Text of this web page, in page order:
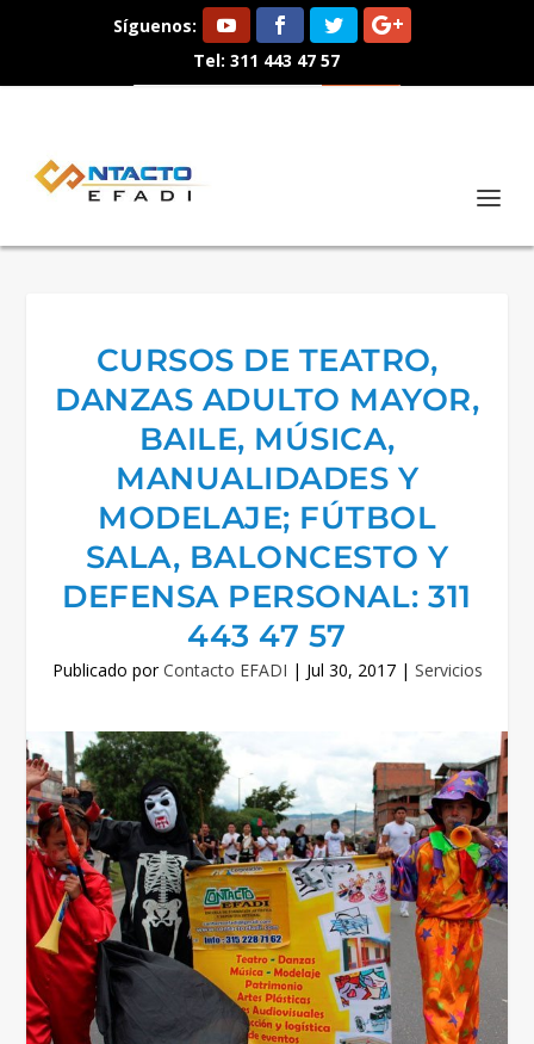
Síguenos:
Tel: 311 443 47 57
CURSOS DE TEATRO,
DANZAS ADULTO MAYOR,
BAILE, MÚSICA,
MANUALIDADES Y
MODELAJE; FÚTBOL
SALA, BALONCESTO Y
DEFENSA PERSONAL: 311
443 47 57
Publicado porContacto EFADI | Jul 30, 2017| Servicios